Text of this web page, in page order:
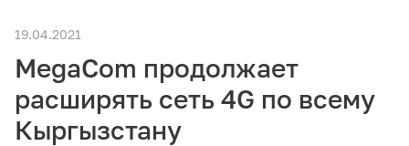
Жеке кардарларга
Ишкердик үчүн
Байланыш
19.04.2021
MegaCom продолжает
расширять сеть 4G по всему
Кыргызстану